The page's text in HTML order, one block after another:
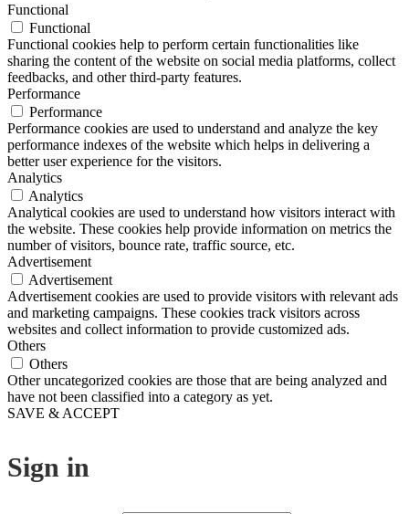
Functional
Functional
Functional cookies help to perform certain functionalities like
sharing the content of the website on social media platforms, collect
feedbacks, and other third-party features.
Performance
Performance
Performance cookies are used to understand and analyze the key
performance indexes of the website which helps in delivering a
better user experience for the visitors.
Analytics
Analytics
Analytical cookies are used to understand how visitors interact with
the website. These cookies help provide information on metrics the
number of visitors, bounce rate, traffic source, etc.
Advertisement
Advertisement
Advertisement cookies are used to provide visitors with relevant ads
and marketing campaigns. These cookies track visitors across
websites and collect information to provide customized ads.
Others
Others
Other uncategorized cookies are those that are being analyzed and
have not been classified into a category as yet.
SAVE & ACCEPT
Sign in